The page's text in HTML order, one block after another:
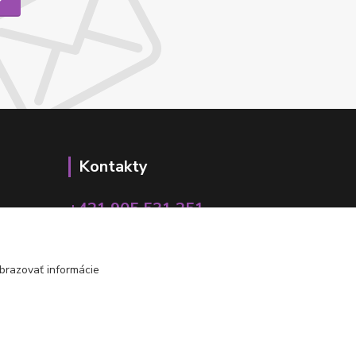
Kontakty
+421 905 531 251
informácie